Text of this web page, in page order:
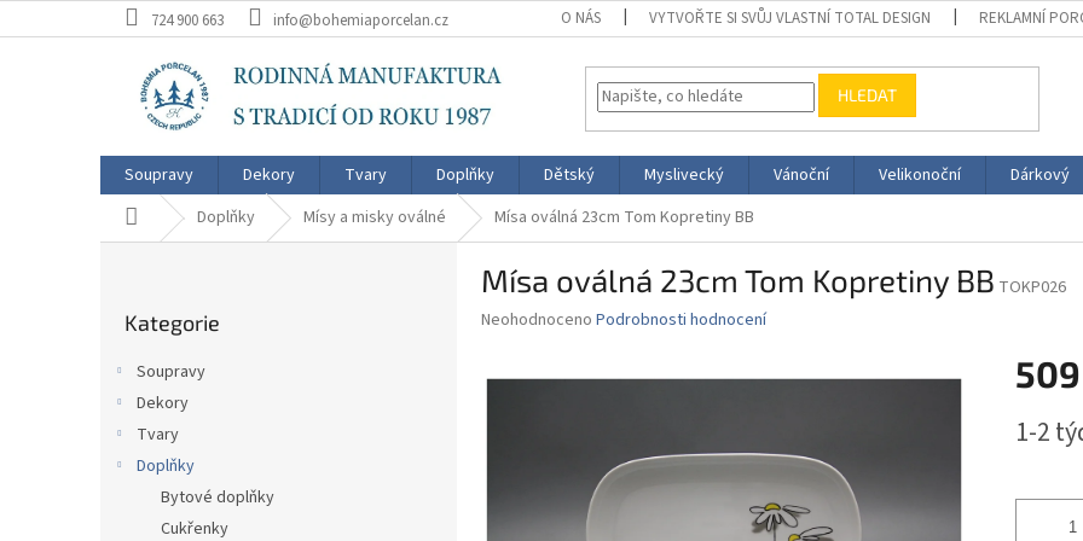
na
724 900 663 info@bohemiaporcelan.cz O NÁS VYTVOŘTE SI SVŮJ VLASTNÍ TOTAL DESIGN REKLAMNÍ
HLEDAT
Soupravy Dekory Tvary Doplňky Dětský Myslivecký Vánoční Velikonoční Dárkový
Domů Doplňky Mísy a misky oválné Mísa oválná 23cm Tom Kopretiny BB
kategorie
Kategorie
Soupravy
Dekory
Tvary
Doplňky
Bytové doplňky
Cukřenky
Mísa oválná 23cm Tom Kopretiny BB TOKP026
Průměrné
Neohodnoceno Podrobnosti hodnocení
cena:
1-2